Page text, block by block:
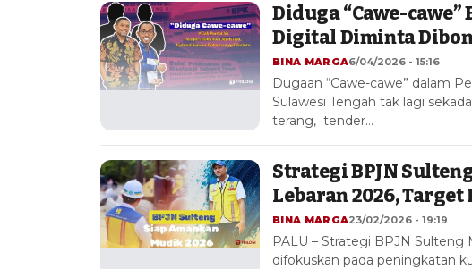
Diduga “Cawe-cawe”
Digital Diminta
BINA MARGA6/04/2026 - 15:16
Dugaan “Cawe-cawe” dalam
Sulawesi Tengah tak lagi
terang, tender…
Strategi BPJN
Lebaran 2026, Target
BINA MARGA23/02/2026 - 19:19
PALU – Strategi BPJN Sulteng
difokuskan pada peningkatan